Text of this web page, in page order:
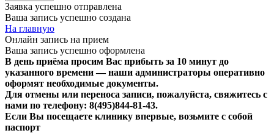
Заявка успешно отправлена
Ваша запись успешно создана
На главную
Онлайн запись на прием
Ваша запись успешно оформлена
В день приёма просим Вас прибыть за 10 минут до
указанного времени — наши администраторы оперативно
оформят необходимые документы.
Для отмены или переноса записи, пожалуйста, свяжитесь с
нами по телефону: 8(495)844‑81‑43.
Если Вы посещаете клинику впервые, возьмите с собой
паспорт